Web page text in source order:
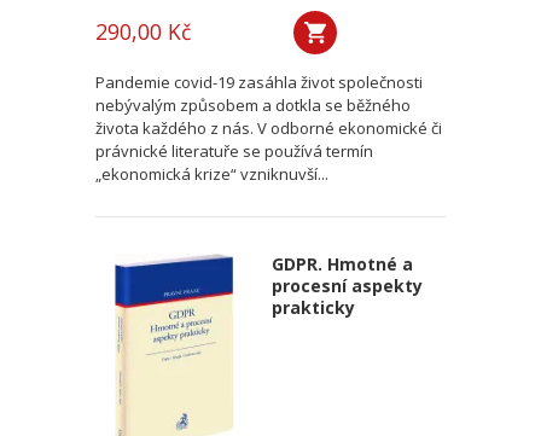
290,00 Kč
Pandemie covid-19 zasáhla život společnosti
nebývalým způsobem a dotkla se běžného
života každého z nás. V odborné ekonomické či
právnické literatuře se používá termín
„ekonomická krize“ vzniknuvší...
GDPR. Hmotné a
procesní aspekty
prakticky